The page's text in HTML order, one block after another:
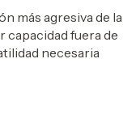
más agresiva de la
capacidad fuera de
necesaria